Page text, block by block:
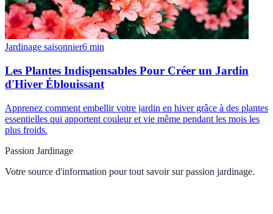
Jardinage saisonnier6 min
Les Plantes Indispensables Pour Créer un Jardin
d'Hiver Éblouissant
Apprenez comment embellir votre jardin en hiver grâce à des plantes
essentielles qui apportent couleur et vie même pendant les mois les
plus froids.
Passion Jardinage
Votre source d'information pour tout savoir sur passion jardinage.